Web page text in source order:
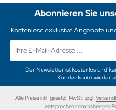
Abonnieren Sie
Kostenlose exklusive Angebote
Der Newsletter ist kostenlos und
Kundenkonto wieder
Alle Preise inkl. gesetzl. MwSt. zzgl.
entsprechen dem bisherigen